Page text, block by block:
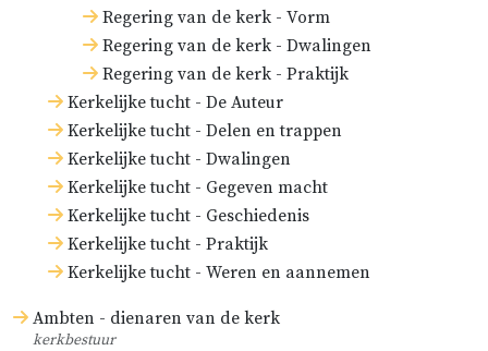
Regering van de kerk - Vorm
Regering van de kerk - Dwalingen
Regering van de kerk - Praktijk
Kerkelijke tucht - De Auteur
Kerkelijke tucht - Delen en trappen
Kerkelijke tucht - Dwalingen
Kerkelijke tucht - Gegeven macht
Kerkelijke tucht - Geschiedenis
Kerkelijke tucht - Praktijk
Kerkelijke tucht - Weren en aannemen
Ambten - dienaren van de kerk
kerkbestuur